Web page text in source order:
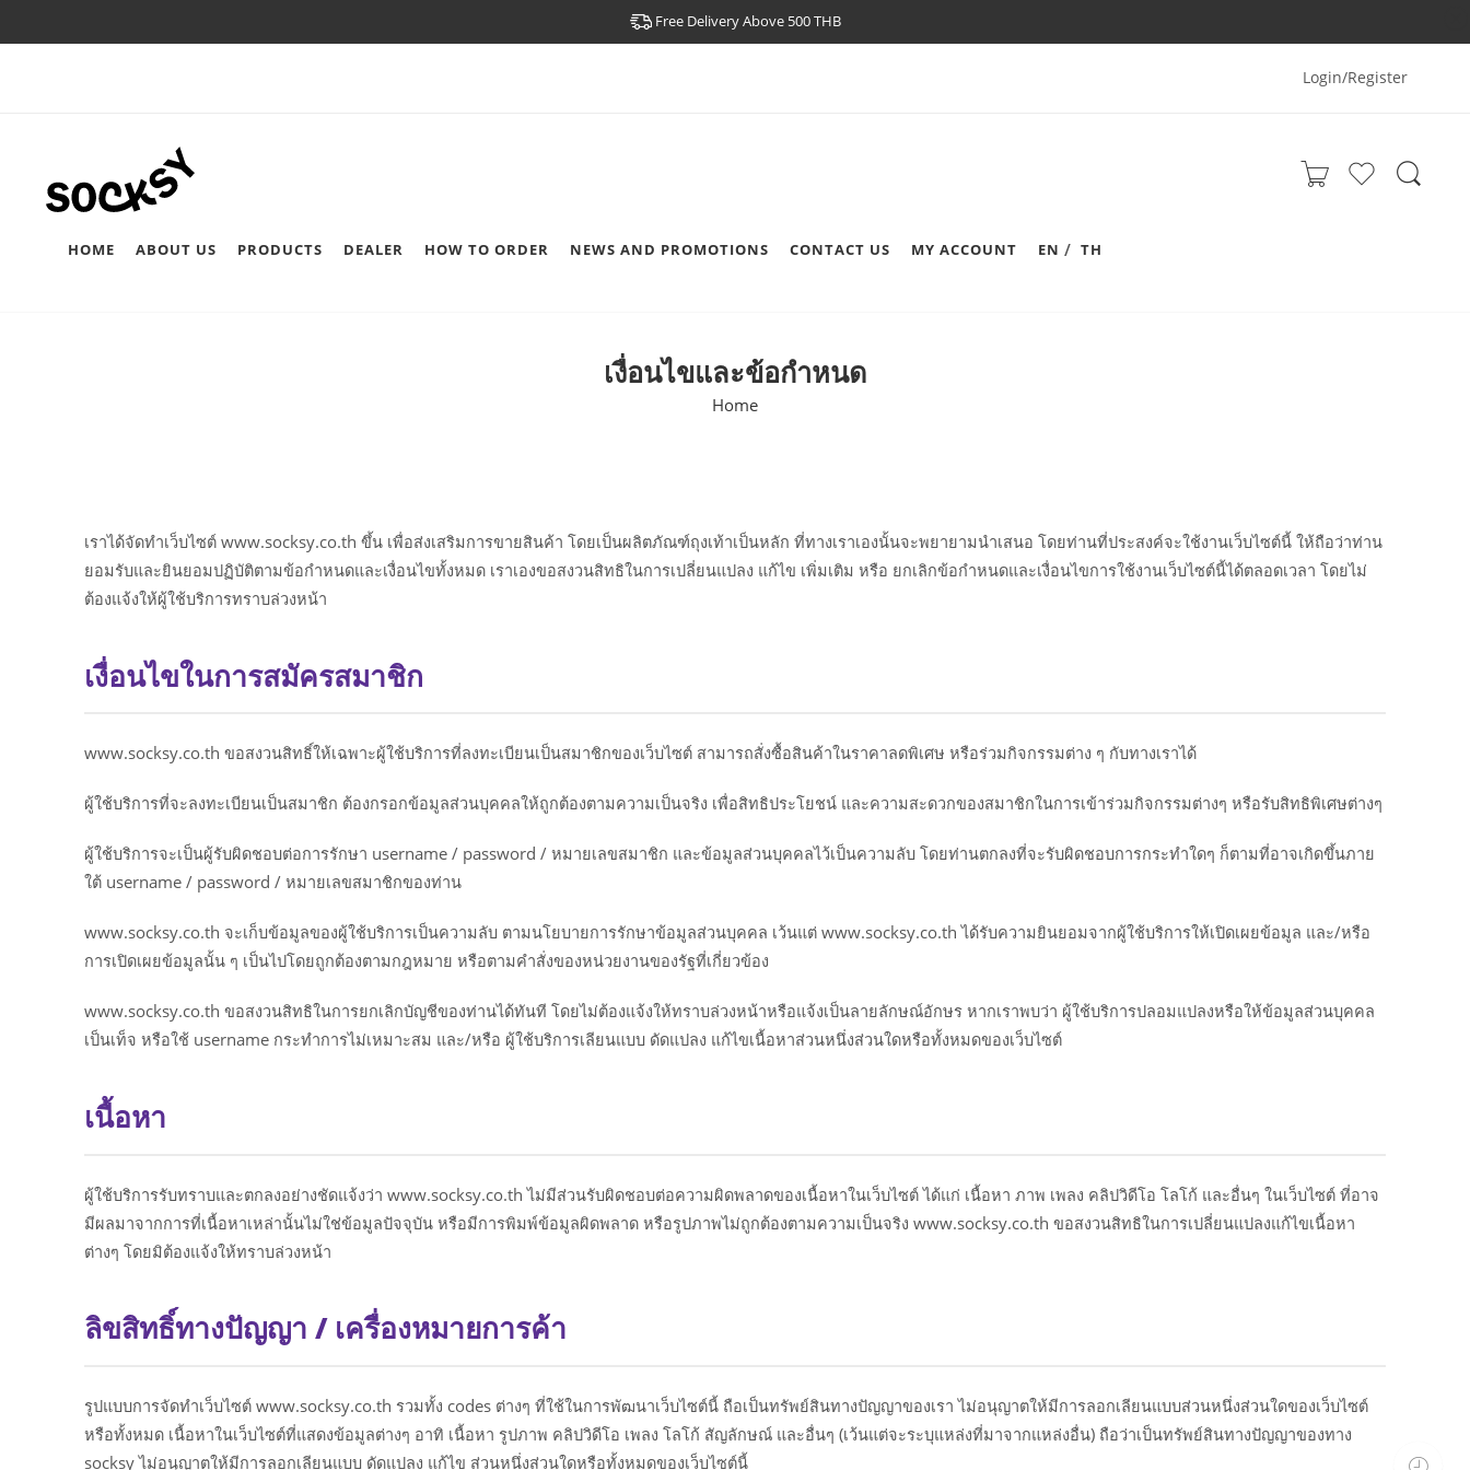
Free Delivery Above 500 THB
Login/Register
HOME ABOUT US PRODUCTS DEALER HOW TO ORDER NEWS AND PROMOTIONS CONTACT US MY ACCOUNT EN TH
เงื่อนไขและข้อกำหนด
Home
เราได้จัดทำเว็บไซต์ www.socksy.co.th ขึ้น เพื่อส่งเสริมการขายสินค้า โดยเป็นผลิตภัณฑ์ถุงเท้าเป็นหลัก ที่ทางเราเองนั้นจะพยายามนำเสนอ โดยท่านที่ประสงค์จะใช้งานเว็บไซต์นี้ ให้ถือว่าท่าน
ยอมรับและยินยอมปฏิบัติตามข้อกำหนดและเงื่อนไขทั้งหมด เราเองขอสงวนสิทธิในการเปลี่ยนแปลง แก้ไข เพิ่มเติม หรือ ยกเลิกข้อกำหนดและเงื่อนไขการใช้งานเว็บไซต์นี้ได้ตลอดเวลา โดยไม่
ต้องแจ้งให้ผู้ใช้บริการทราบล่วงหน้า
เงื่อนไขในการสมัครสมาชิก
www.socksy.co.th ขอสงวนสิทธิ์ให้เฉพาะผู้ใช้บริการที่ลงทะเบียนเป็นสมาชิกของเว็บไซต์ สามารถสั่งซื้อสินค้าในราคาลดพิเศษ หรือร่วมกิจกรรมต่าง ๆ กับทางเราได้
ผู้ใช้บริการที่จะลงทะเบียนเป็นสมาชิก ต้องกรอกข้อมูลส่วนบุคคลให้ถูกต้องตามความเป็นจริง เพื่อสิทธิประโยชน์ และความสะดวกของสมาชิกในการเข้าร่วมกิจกรรมต่างๆ หรือรับสิทธิพิเศษต่างๆ
ผู้ใช้บริการจะเป็นผู้รับผิดชอบต่อการรักษา username / password / หมายเลขสมาชิก และข้อมูลส่วนบุคคลไว้เป็นความลับ โดยท่านตกลงที่จะรับผิดชอบการกระทำใดๆ ก็ตามที่อาจเกิดขึ้นภาย
ใต้ username / password / หมายเลขสมาชิกของท่าน
www.socksy.co.th จะเก็บข้อมูลของผู้ใช้บริการเป็นความลับ ตามนโยบายการรักษาข้อมูลส่วนบุคคล เว้นแต่ www.socksy.co.th ได้รับความยินยอมจากผู้ใช้บริการให้เปิดเผยข้อมูล และ/หรือ
การเปิดเผยข้อมูลนั้น ๆ เป็นไปโดยถูกต้องตามกฎหมาย หรือตามคำสั่งของหน่วยงานของรัฐที่เกี่ยวข้อง
www.socksy.co.th ขอสงวนสิทธิในการยกเลิกบัญชีของท่านได้ทันที โดยไม่ต้องแจ้งให้ทราบล่วงหน้าหรือแจ้งเป็นลายลักษณ์อักษร หากเราพบว่า ผู้ใช้บริการปลอมแปลงหรือให้ข้อมูลส่วนบุคคล
เป็นเท็จ หรือใช้ username กระทำการไม่เหมาะสม และ/หรือ ผู้ใช้บริการเลียนแบบ ดัดแปลง แก้ไขเนื้อหาส่วนหนึ่งส่วนใดหรือทั้งหมดของเว็บไซต์
เนื้อหา
ผู้ใช้บริการรับทราบและตกลงอย่างชัดแจ้งว่า www.socksy.co.th ไม่มีส่วนรับผิดชอบต่อความผิดพลาดของเนื้อหาในเว็บไซต์ ได้แก่ เนื้อหา ภาพ เพลง คลิปวิดีโอ โลโก้ และอื่นๆ ในเว็บไซต์ ที่อาจ
มีผลมาจากการที่เนื้อหาเหล่านั้นไม่ใช่ข้อมูลปัจจุบัน หรือมีการพิมพ์ข้อมูลผิดพลาด หรือรูปภาพไม่ถูกต้องตามความเป็นจริง www.socksy.co.th ขอสงวนสิทธิในการเปลี่ยนแปลงแก้ไขเนื้อหา
ต่างๆ โดยมิต้องแจ้งให้ทราบล่วงหน้า
ลิขสิทธิ์ทางปัญญา / เครื่องหมายการค้า
รูปแบบการจัดทำเว็บไซต์ www.socksy.co.th รวมทั้ง codes ต่างๆ ที่ใช้ในการพัฒนาเว็บไซต์นี้ ถือเป็นทรัพย์สินทางปัญญาของเรา ไม่อนุญาตให้มีการลอกเลียนแบบส่วนหนึ่งส่วนใดของเว็บไซต์
หรือทั้งหมด เนื้อหาในเว็บไซต์ที่แสดงข้อมูลต่างๆ อาทิ เนื้อหา รูปภาพ คลิปวิดีโอ เพลง โลโก้ สัญลักษณ์ และอื่นๆ (เว้นแต่จะระบุแหล่งที่มาจากแหล่งอื่น) ถือว่าเป็นทรัพย์สินทางปัญญาของทาง
socksy ไม่อนุญาตให้มีการลอกเลียนแบบ ดัดแปลง แก้ไข ส่วนหนึ่งส่วนใดหรือทั้งหมดของเว็บไซต์นี้